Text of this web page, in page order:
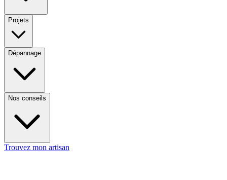
Projets
Dépannage
Nos conseils
Trouvez mon artisan